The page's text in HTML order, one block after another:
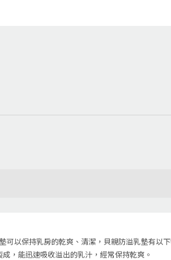
可以保持乳房的乾爽、清潔，貝親防溢乳墊有以下
，能迅速吸收溢出的乳汁，經常保持乾爽。